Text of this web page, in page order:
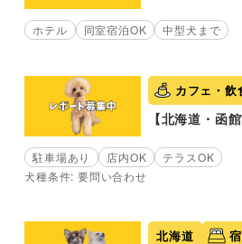
ホテル 同室宿泊OK 中型犬まで
カフェ・飲
【北海道・函
駐車場あり 店内OK
テラスOK
犬種条件: 要問い合わせ
北海道 宿